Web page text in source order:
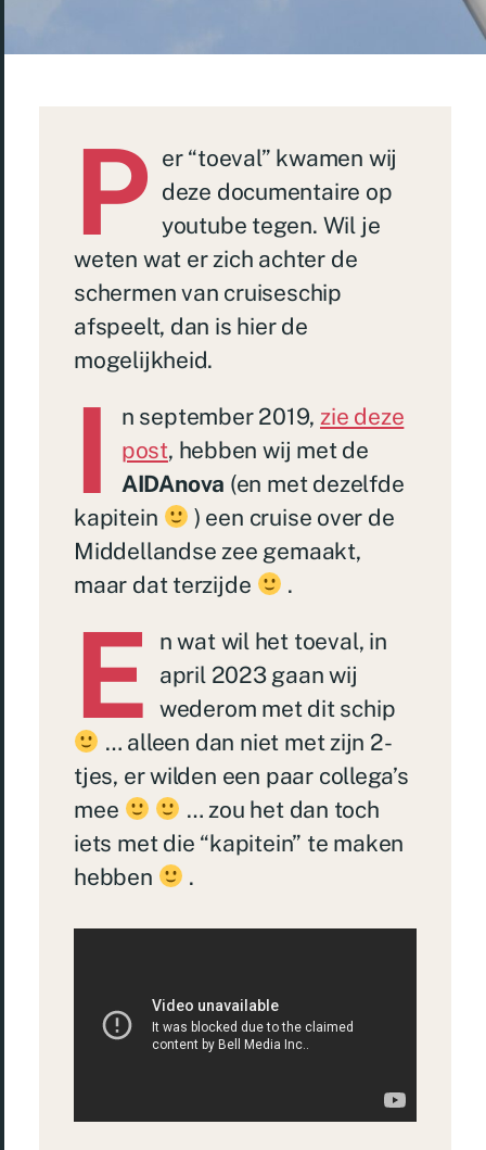
P er “toeval” kwamen wij
deze documentaire op
youtube tegen. Wil je
weten wat er zich achter de
schermen van cruiseschip
afspeelt, dan is hier de
mogelijkheid.
I n september 2019,zie deze
post, hebben wij met de
AIDAnova (en met dezelfde
kapitein
) een cruise over de
Middellandse zee gemaakt,
maar dat terzijde
.
E
n wat wil het toeval, in
april 2023 gaan wij
wederom met dit schip
… alleen dan niet met zijn 2-
tjes, er wilden een paar collega’s
mee
… zou het dan toch
iets met die “kapitein” te maken
hebben
.